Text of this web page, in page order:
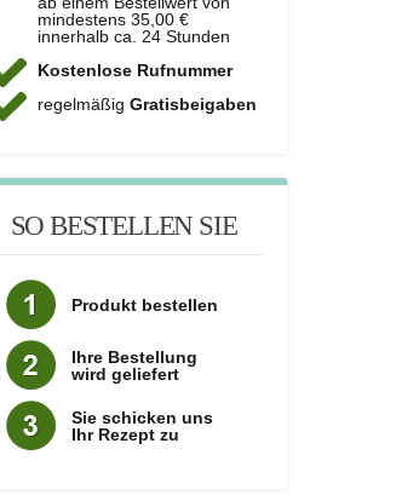
mindestens 35,00 €
innerhalb ca. 24 Stunden
Kostenlose Rufnummer
regelmäßig Gratisbeigaben
SO BESTELLEN SIE
Produkt bestellen
Ihre Bestellung
wird geliefert
Sie schicken uns
Ihr Rezept zu